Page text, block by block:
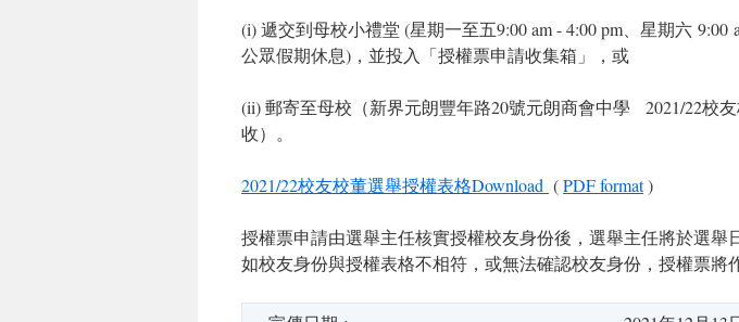
(i) 遞交到母校小禮堂 (星期一至五9:00 am - 4:00 pm、星期六 9:00
公眾假期休息)，並投入「授權票申請收集箱」，或
(ii) 郵寄至母校（新界元朗豐年路20號元朗商會中學 2021/22校
收）。
2021/22校友校董選舉授權表格Download (PDF format)
授權票申請由選舉主任核實授權校友身份後，選舉主任將於選舉
如校友身份與授權表格不相符，或無法確認校友身份，授權票將